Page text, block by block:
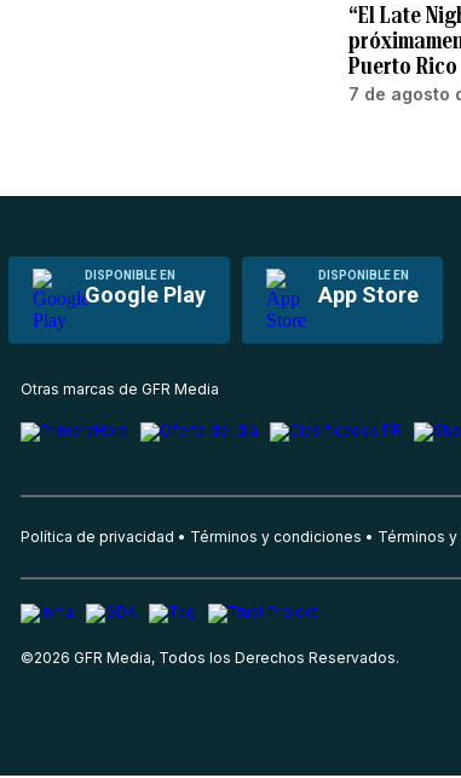
“El Late
Puerto Rico
7 de agosto
DISPONIBLE EN
Google Play
DISPONIBLE EN
App Store
Otras marcas de GFR Media
Política de privacidad Términos y condiciones Términos
©2026 GFR Media, Todos los Derechos Reservados.